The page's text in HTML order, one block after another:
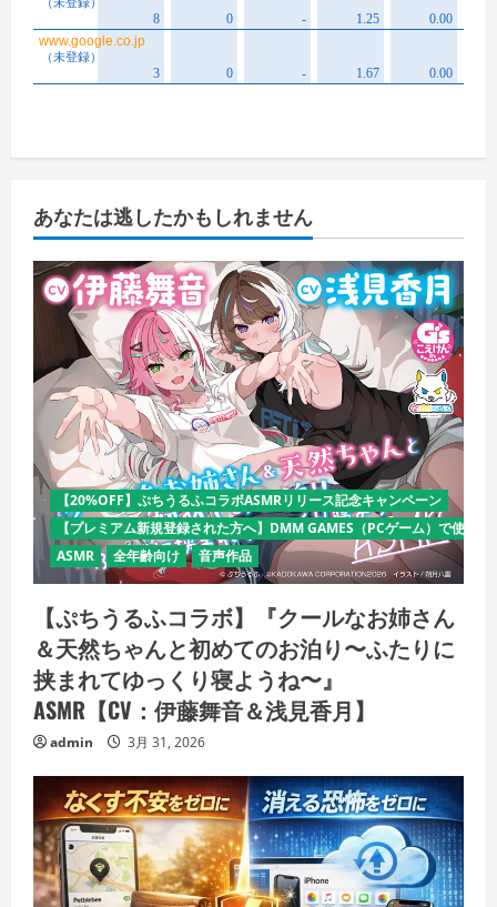
あなたは逃したかもしれません
【20%OFF】ぷちうるふコラボASMRリリース記念キャンペーン
【プレミアム新規登録された方へ】DMM GAMES（PCゲーム）で使え
ASMR
全年齢向け 音声作品
【ぷちうるふコラボ】『クールなお姉さん
＆天然ちゃんと初めてのお泊り〜ふたりに
挟まれてゆっくり寝ようね〜』
ASMR【CV：伊藤舞音＆浅見香月】
admin 3月 31, 2026